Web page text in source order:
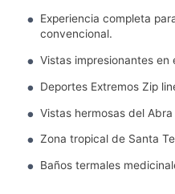
Experiencia completa
convencional.
Vistas impresionantes
Deportes Extremos Zip
Vistas hermosas del
Zona tropical de Santa
Baños termales